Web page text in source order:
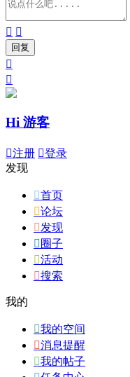
 


Hi 游客
注册 登录
发现
首页
论坛
发现
 圈子
活动
搜索
我的
我的空间
消息提醒
我的帖子